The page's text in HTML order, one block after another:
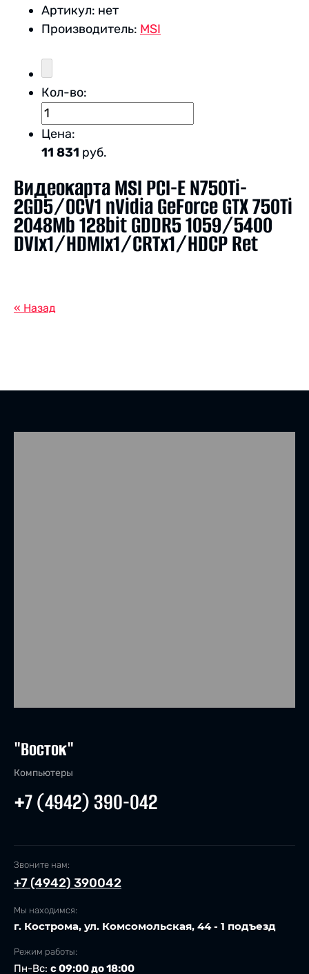
Артикул: нет
Производитель: MSI
Кол-во:
Цена:
11 831 руб.
Видеокарта MSI PCI-E N750Ti-
2GD5/OCV1 nVidia GeForce GTX 750Ti
2048Mb 128bit GDDR5 1059/5400
DVIx1/HDMIx1/CRTx1/HDCP Ret
« Назад
"Восток"
Компьютеры
+7 (4942) 390-042
Звоните нам:
+7 (4942) 390042
Мы находимся:
г. Кострома, ул. Комсомольская, 44 - 1 подъезд
Режим работы:
Пн-Вс: с 09:00 до 18:00